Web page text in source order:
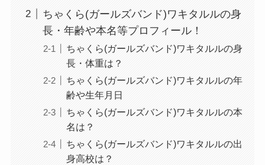
ちゃくら(ガールズバンド)ワキタルルの身
長・年齢や本名等プロフィール！
ちゃくら(ガールズバンド)ワキタルルの身
長・体重は？
ちゃくら(ガールズバンド)ワキタルルの年
齢や生年月日
ちゃくら(ガールズバンド)ワキタルルの本
名は？
ちゃくら(ガールズバンド)ワキタルルの出
身高校は？